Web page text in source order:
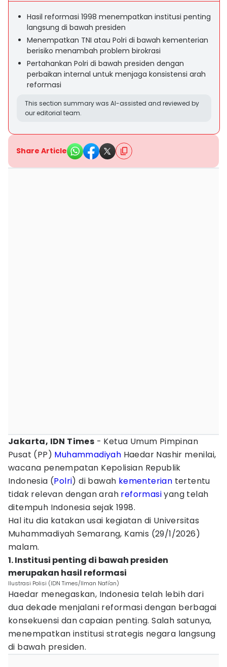
Hasil reformasi 1998 menempatkan institusi penting
langsung di bawah presiden
Menempatkan TNI atau Polri di bawah kementerian
berisiko menambah problem birokrasi
Pertahankan Polri di bawah presiden dengan
perbaikan internal untuk menjaga konsistensi arah
reformasi
This section summary was AI-assisted and reviewed by
our editorial team.
Share Article
Jakarta, IDN Times - Ketua Umum Pimpinan
Pusat (PP) Muhammadiyah Haedar Nashir menilai,
wacana penempatan Kepolisian Republik
Indonesia (Polri) di bawah kementerian tertentu
tidak relevan dengan arah reformasiyang telah
ditempuh Indonesia sejak 1998.
Hal itu dia katakan usai kegiatan di Universitas
Muhammadiyah Semarang, Kamis (29/1/2026)
malam.
1. Institusi penting di bawah presiden
merupakan hasil reformasi
Ilustrasi Polisi (IDN Times/Ilman Nafi'an)
Haedar menegaskan, Indonesia telah lebih dari
dua dekade menjalani reformasi dengan berbagai
konsekuensi dan capaian penting. Salah satunya,
menempatkan institusi strategis negara langsung
di bawah presiden.